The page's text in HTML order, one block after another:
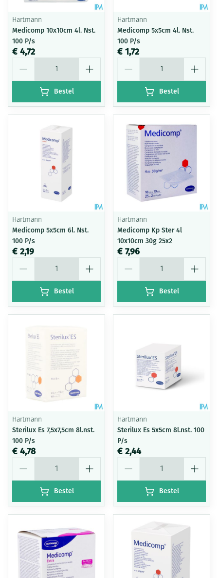
Hartmann
Medicomp 10x10cm 4l. Nst.
100 P/s
€ 4,72
Bestel
Hartmann
Medicomp 5x5cm 4l. Nst.
100 P/s
€ 1,72
Bestel
Hartmann
Medicomp 5x5cm 6l. Nst.
100 P/s
€ 2,19
Bestel
Hartmann
Medicomp Kp Ster 4l
10x10cm 30g 25x2
€ 7,96
Bestel
Hartmann
Sterilux Es 7,5x7,5cm 8l.nst.
100 P/s
€ 4,78
Bestel
Hartmann
Sterilux Es 5x5cm 8l.nst. 100
P/s
€ 2,44
Bestel